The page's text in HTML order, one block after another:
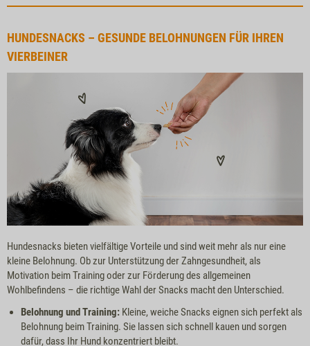
HUNDESNACKS – GESUNDE BELOHNUNGEN FÜR IHREN
VIERBEINER
Hundesnacks bieten vielfältige Vorteile und sind weit mehr als nur eine
kleine Belohnung. Ob zur Unterstützung der Zahngesundheit, als
Motivation beim Training oder zur Förderung des allgemeinen
Wohlbefindens – die richtige Wahl der Snacks macht den Unterschied.
Belohnung und Training: Kleine, weiche Snacks eignen sich perfekt als
Belohnung beim Training. Sie lassen sich schnell kauen und sorgen
dafür, dass Ihr Hund konzentriert bleibt.